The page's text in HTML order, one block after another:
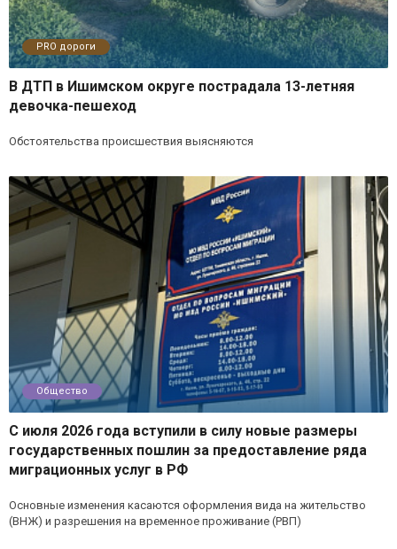
PRO дороги
В ДТП в Ишимском округе пострадала 13-летняя
девочка-пешеход
Обстоятельства происшествия выясняются
Общество
С июля 2026 года вступили в силу новые размеры
государственных пошлин за предоставление ряда
миграционных услуг в РФ
Основные изменения касаются оформления вида на жительство
(ВНЖ) и разрешения на временное проживание (РВП)